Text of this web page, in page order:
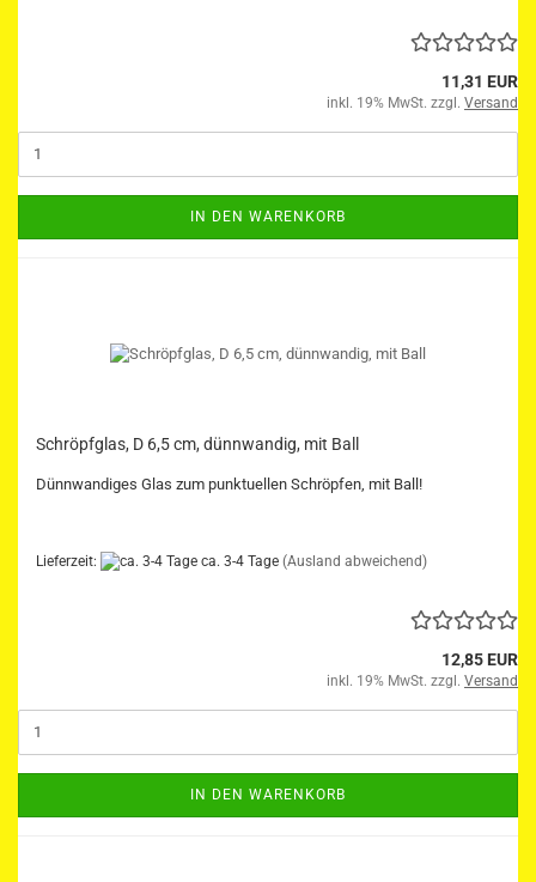
11,31 EUR
inkl. 19% MwSt. zzgl. Versand
IN DEN WARENKORB
Schröpfglas, D 6,5 cm, dünnwandig, mit Ball
Dünnwandiges Glas zum punktuellen Schröpfen, mit Ball!
Lieferzeit: ca. 3-4 Tage (Ausland abweichend)
12,85 EUR
inkl. 19% MwSt. zzgl. Versand
IN DEN WARENKORB